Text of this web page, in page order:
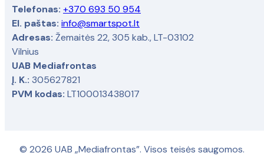
Telefonas: +370 693 50 954
El. paštas: info@smartspot.lt
Adresas: Žemaitės 22, 305 kab., LT-03102
Vilnius
UAB Mediafrontas
Į. K.: 305627821
PVM kodas: LT100013438017
© 2026 UAB „Mediafrontas”. Visos teisės saugomos.